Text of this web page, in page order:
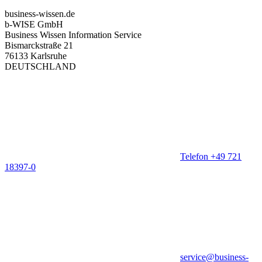
business-wissen.de
b-WISE GmbH
Business Wissen Information Service
Bismarckstraße 21
76133 Karlsruhe
DEUTSCHLAND
Telefon +49 721
18397-0
service@business-